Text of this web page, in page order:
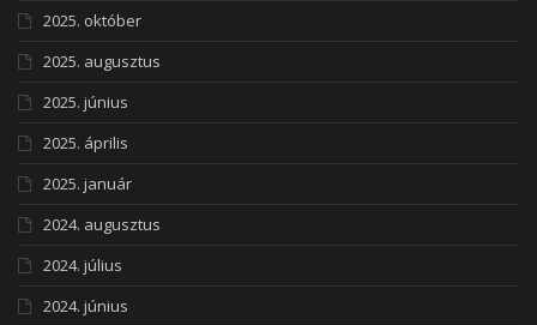
2025. október
2025. augusztus
2025. június
2025. április
2025. január
2024. augusztus
2024. július
2024. június